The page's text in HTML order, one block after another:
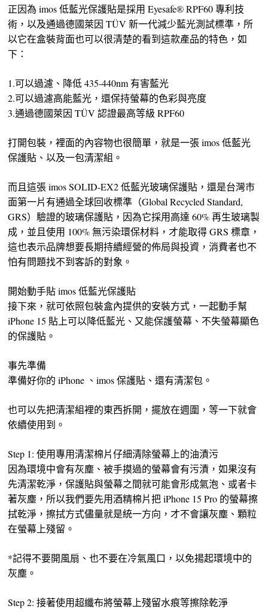
正因為 imos 低藍光保護貼是採用 Eyesafe® RPF60 專利技
術，以及通過德國萊因 TÜV 新一代減少藍光測試標準，所
以它在盒裝背面也可以很清楚的看到這款產品的特色，如
下：
1.可以過濾、降低 435-440nm 有害藍光
2.可以過濾高能藍光，還保持螢幕的色彩與亮度
3.通過德國萊因 TÜV 認證最高等級 RPF60
打開包裝，裡面的內容物也很簡單，就是一張 imos 低藍光
保護貼、以及一包清潔組。
而且這張 imos SOLID-EX2 低藍光玻璃保護貼，還是台灣市
面第一片有通過全球回收標準（Global Recycled Standard,
GRS）驗證的玻璃保護貼，因為它採用高達 60% 再生玻璃製
成，並且使用 100% 無污染環保材料，才能取得 GRS 標章，
這也表示品牌想要長期持續經營的佈局與投資，消費者也不
怕有問題找不到客訴的對象。
開始動手貼 imos 低藍光保護貼
接下來，就可依照包裝盒內提供的安裝方式，一起動手幫
iPhone 15 貼上可以降低藍光、又能保護螢幕、不失螢幕顯色
的保護貼。
事先準備
準備好你的 iPhone 、imos 保護貼、還有清潔包。
也可以先把清潔組裡的東西拆開，擺放在週圍，等一下就會
依續使用到。
Step 1: 使用專用清潔棉片仔細清除螢幕上的油漬污
因為環境中會有灰塵、被手摸過的螢幕會有污漬，如果沒有
先清潔乾淨，保護貼與螢幕之間就可能會形成氣泡、或者卡
著灰塵，所以我們要先用酒精棉片把 iPhone 15 Pro 的螢幕擦
拭乾淨，擦拭方式儘量就是統一方向，才不會讓灰塵、顆粒
在螢幕上殘留。
*記得不要開風扇、也不要在冷氣風口，以免揚起環境中的
灰塵。
Step 2: 接著使用超纖布將螢幕上殘留水痕等擦除乾淨